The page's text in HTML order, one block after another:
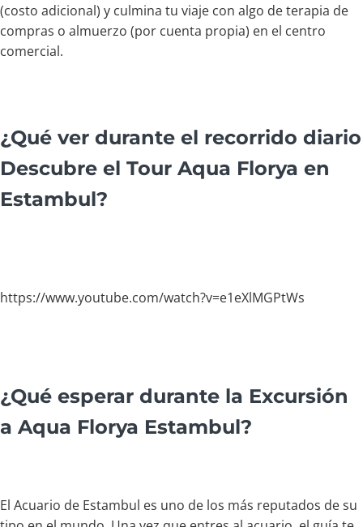
(costo adicional) y culmina tu viaje con algo de terapia de
compras o almuerzo (por cuenta propia) en el centro
comercial.
¿Qué ver durante el recorrido diario
Descubre el Tour Aqua Florya en
Estambul?
https://www.youtube.com/watch?v=e1eXlMGPtWs
¿Qué esperar durante la Excursión
a Aqua Florya Estambul?
El Acuario de Estambul es uno de los más reputados de su